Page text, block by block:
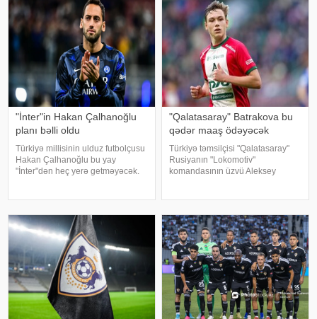
"İnter"in Hakan Çalhanoğlu
planı bəlli oldu
Türkiyə millisinin ulduz futbolçusu
Hakan Çalhanoğlu bu yay
"İnter"dən heç yerə getməyəcək.
Məlumata görə, mövcud
müqaviləsinin müddət
"Qalatasaray" Batrakova bu
qədər maaş ödəyəcək
Türkiyə təmsilçisi "Qalatasaray"
Rusiyanın "Lokomotiv"
komandasının üzvü Aleksey
istinadən xəbər veri